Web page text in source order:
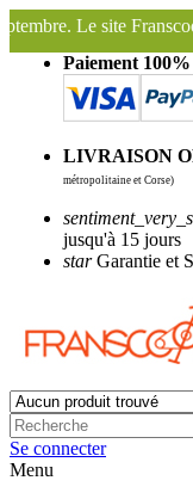
sera fermé du 1er
Paiement 100%
LIVRAISON
métropolitaine et Corse)
jusqu'à 15 jours
starGarantie et
Se connecter
Menu